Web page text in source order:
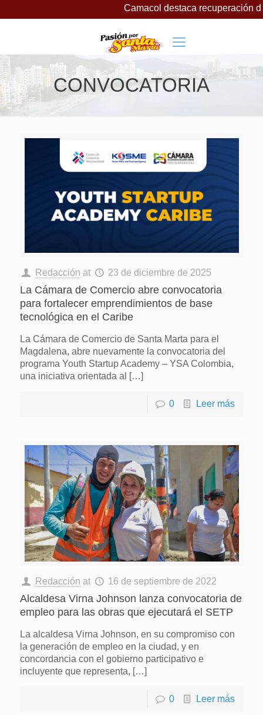
Camacol destaca recuperación
CONVOCATORIA
Redacción at 23 de diciembre de 2025
La Cámara de Comercio abre convocatoria
para fortalecer emprendimientos de base
tecnológica en el Caribe
La Cámara de Comercio de Santa Marta para el
Magdalena, abre nuevamente la convocatoria del
programa Youth Startup Academy – YSA Colombia,
una iniciativa orientada al
[…]
0 Leer más
Redacción at 16 de septiembre de 2022
Alcaldesa Virna Johnson lanza convocatoria de
empleo para las obras que ejecutará el SETP
La alcaldesa Virna Johnson, en su compromiso con
la generación de empleo en la ciudad, y en
concordancia con el gobierno participativo e
incluyente que representa, […]
0 Leer más